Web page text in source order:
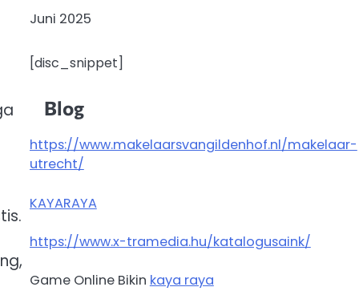
Juni 2025
[disc_snippet]
Blog
https://www.makelaarsvangildenhof.nl/makelaar-
utrecht/
KAYARAYA
https://www.x-tramedia.hu/katalogusaink/
Game Online Bikin kaya raya